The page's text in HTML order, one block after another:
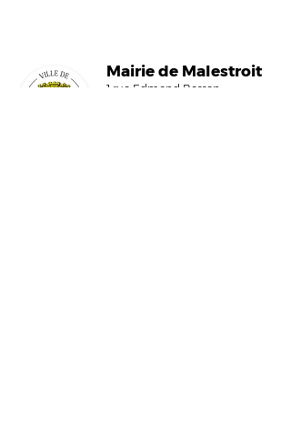
Mairie de Malestroit
1 rue Edmond Besson